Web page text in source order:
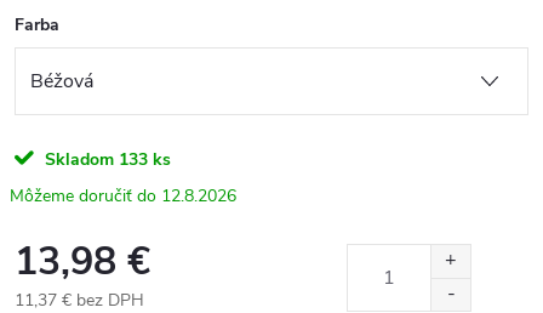
Farba
Skladom 133 ks
12.8.2026
13,98 €
11,37 € bez DPH